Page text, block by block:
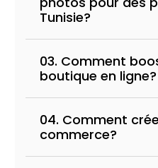
Tunisie?
03. Comment
boutique en ligne?
04. Comment
commerce?